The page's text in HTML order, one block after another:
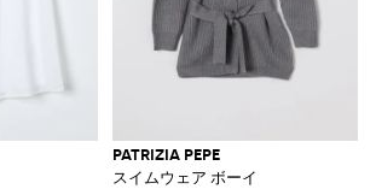
PATRIZIA PEPE
スイムウェア ボーイ